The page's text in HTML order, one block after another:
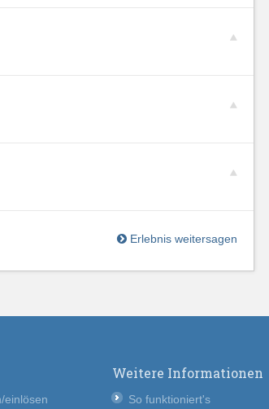
Erlebnis weitersagen
einlösen
Weitere Informationen
So funktioniert's